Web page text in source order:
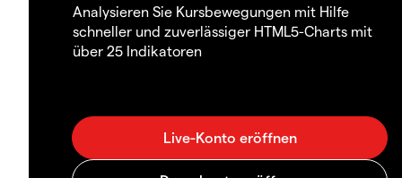
Analysieren Sie Kursbewegungen mit Hilfe
schneller und zuverlässiger HTML5-Charts mit
über 25 Indikatoren